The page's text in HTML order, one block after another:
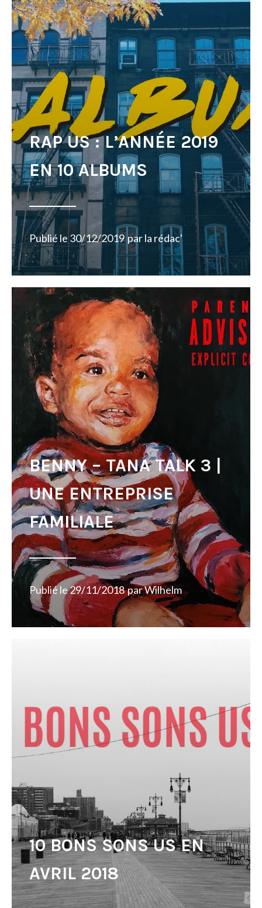
RAP US : L’ANNÉE 2019
EN 10 ALBUMS
Publié le 30/12/2019 parla rédac'
BENNY – TANA TALK 3 |
UNE ENTREPRISE
FAMILIALE
Publié le29/11/2018 parWilhelm
10 BONS SONS US EN
AVRIL 2018